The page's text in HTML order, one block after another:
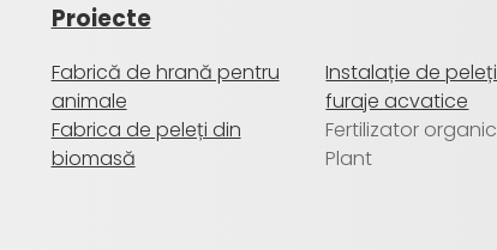
Proiecte
Fabrică de hrană pentru
animale
Fabrica de peleți din
biomasă
Instalație de
furaje acvatice
Fertilizator
Plant